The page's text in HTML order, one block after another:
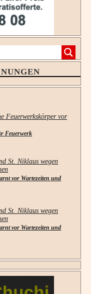
Feuerwerkskörper vor
Feuerwerk
St. Niklaus wegen
vor Wartezeiten und
St. Niklaus wegen
vor Wartezeiten und